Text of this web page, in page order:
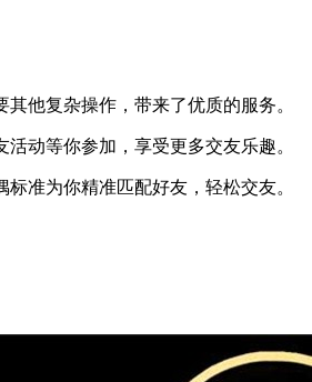
他复杂操作，带来了优质的服务。
动等你参加，享受更多交友乐趣。
准为你精准匹配好友，轻松交友。